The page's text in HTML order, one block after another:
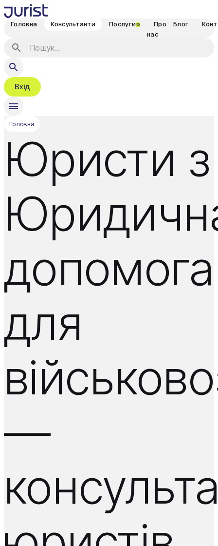
Головна Консультанти Послуги38
Про
нас
Блог
Вхід
Головна
Юристи з
допомога
для
—